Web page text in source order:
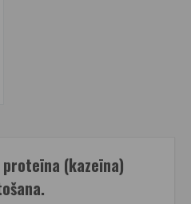
(kazeīna)